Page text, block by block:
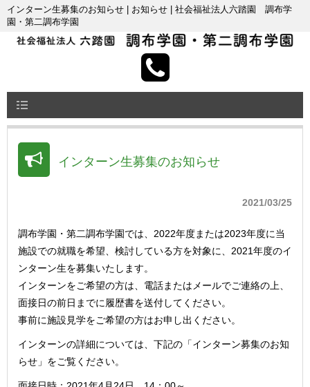
インターン生募集のお知らせ | お知らせ | 社会福祉法人六踏園 調布学
園・第二調布学園
インターン生募集のお知らせ
2021/03/25
調布学園・第二調布学園では、2022年度または2023年度に当
施設での就職を希望、検討している方を対象に、2021年度のイ
ンターン生を募集いたします。
インターンをご希望の方は、電話またはメールでご連絡の上、
面接日の前日までに履歴書を送付してください。
事前に施設見学をご希望の方はお申し出ください。
インターンの詳細については、下記の「インターン募集のお知
らせ」をご覧ください。